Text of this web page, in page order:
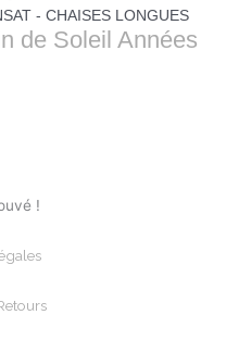
- CHAISES LONGUES
de Soleil Années
!